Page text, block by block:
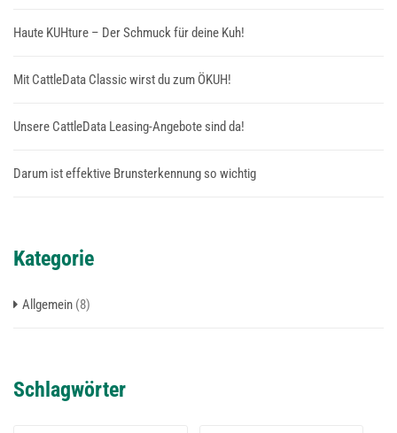
Haute KUHture – Der Schmuck für deine Kuh!
Mit CattleData Classic wirst du zum ÖKUH!
Unsere CattleData Leasing-Angebote sind da!
Darum ist effektive Brunsterkennung so wichtig
Kategorie
Allgemein (8)
Schlagwörter